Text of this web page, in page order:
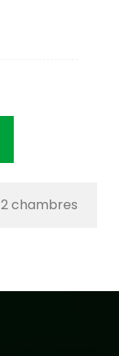
2 chambres